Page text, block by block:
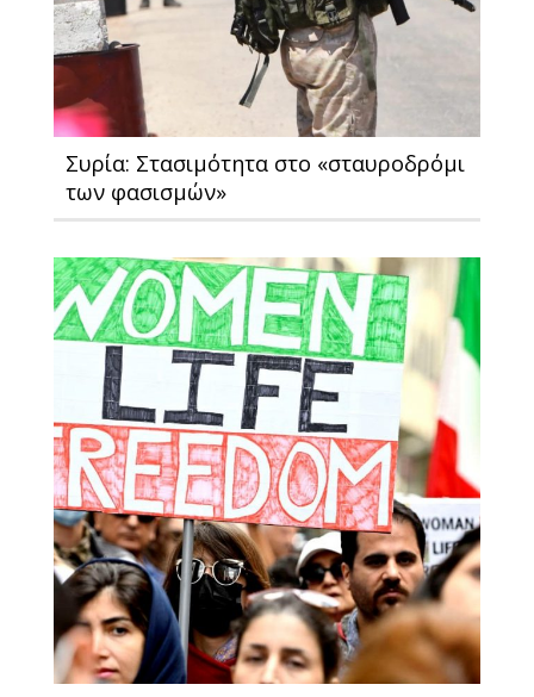
Συρία: Στασιμότητα στο «σταυροδρόμι
των φασισμών»